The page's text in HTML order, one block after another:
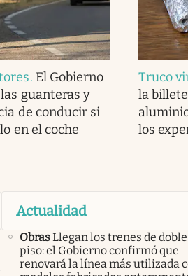
. El Gobierno
guanteras y
de conducir si
en el coche
Truco
la
los
Actualidad
ObrasLlegan los trenes de doble
piso: el Gobierno confirmó que
renovará la línea más utilizada